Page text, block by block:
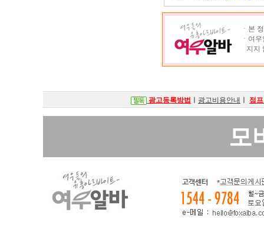
ㆍ본
ㆍ여
지지
광고등록방법 광고비용안내 점
모